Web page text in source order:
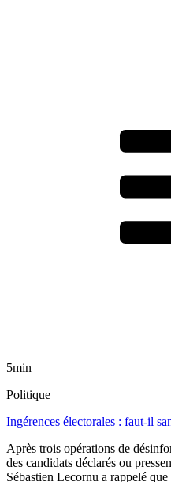
5min
Politique
Ingérences électorales : faut-il
Après trois opérations de
des candidats déclarés ou
Sébastien Lecornu a rappelé